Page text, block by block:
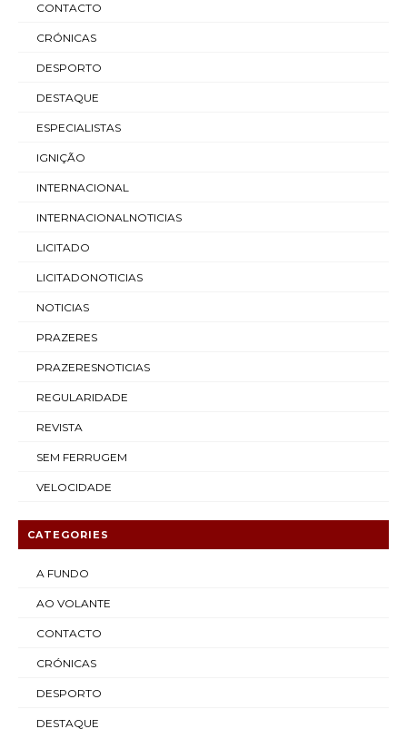
CONTACTO
CRÓNICAS
DESPORTO
DESTAQUE
ESPECIALISTAS
IGNIÇÃO
INTERNACIONAL
INTERNACIONALNOTICIAS
LICITADO
LICITADONOTICIAS
NOTICIAS
PRAZERES
PRAZERESNOTICIAS
REGULARIDADE
REVISTA
SEM FERRUGEM
VELOCIDADE
CATEGORIES
A FUNDO
AO VOLANTE
CONTACTO
CRÓNICAS
DESPORTO
DESTAQUE